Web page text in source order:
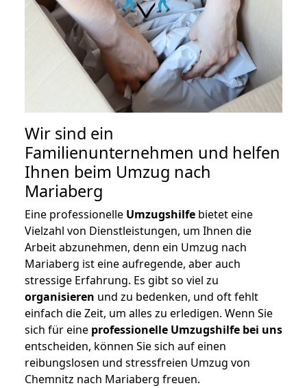
Wir sind ein
Familienunternehmen und helfen
Ihnen beim Umzug nach
Mariaberg
Eine professionelle Umzugshilfe bietet eine
Vielzahl von Dienstleistungen, um Ihnen die
Arbeit abzunehmen, denn ein Umzug nach
Mariaberg ist eine aufregende, aber auch
stressige Erfahrung. Es gibt so viel zu
organisieren und zu bedenken, und oft fehlt
einfach die Zeit, um alles zu erledigen. Wenn Sie
sich für eine professionelle Umzugshilfe bei uns
entscheiden, können Sie sich auf einen
reibungslosen und stressfreien Umzug von
Chemnitz nach Mariaberg freuen.